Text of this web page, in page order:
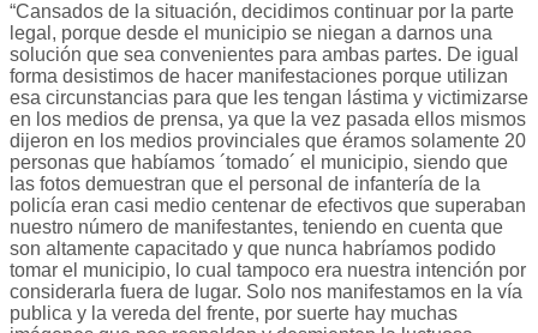
“Cansados de la situación, decidimos continuar por la parte
legal, porque desde el municipio se niegan a darnos una
solución que sea convenientes para ambas partes. De igual
forma desistimos de hacer manifestaciones porque utilizan
esa circunstancias para que les tengan lástima y victimizarse
en los medios de prensa, ya que la vez pasada ellos mismos
dijeron en los medios provinciales que éramos solamente 20
personas que habíamos ´tomado´ el municipio, siendo que
las fotos demuestran que el personal de infantería de la
policía eran casi medio centenar de efectivos que superaban
nuestro número de manifestantes, teniendo en cuenta que
son altamente capacitado y que nunca habríamos podido
tomar el municipio, lo cual tampoco era nuestra intención por
considerarla fuera de lugar. Solo nos manifestamos en la vía
publica y la vereda del frente, por suerte hay muchas